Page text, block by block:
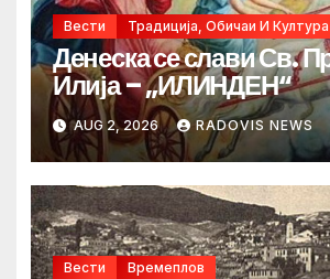
Вести Традиција, Обичаи И Култура
Денеска се слави Св.
Илија – „ИЛИНДЕН“
AUG 2, 2026 RADOVIS NEWS
Вести Времеплов